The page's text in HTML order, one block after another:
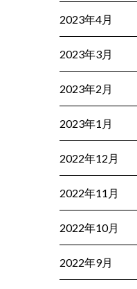
2023年4月
2023年3月
2023年2月
2023年1月
2022年12月
2022年11月
2022年10月
2022年9月